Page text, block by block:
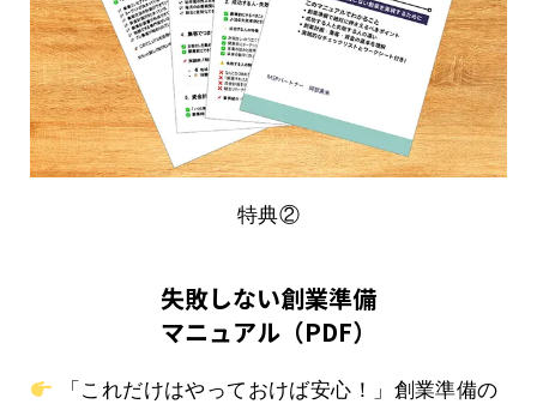
特典②
失敗しない創業準備
マニュアル（PDF）
「これだけはやっておけば安心！」創業準備の